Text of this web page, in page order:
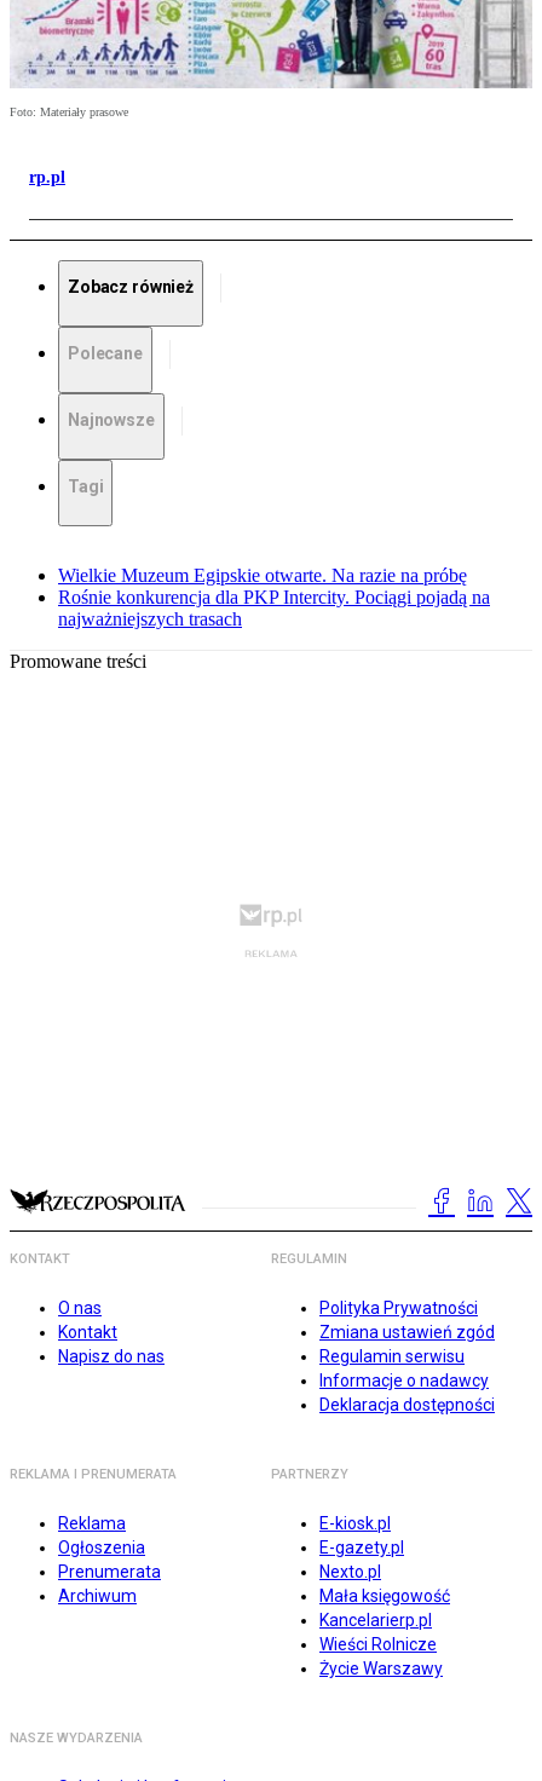
Foto: Materiały prasowe
rp.pl
Zobacz również
Polecane
Najnowsze
Tagi
Wielkie Muzeum Egipskie otwarte. Na razie na próbę
Rośnie konkurencja dla PKP Intercity. Pociągi pojadą na
najważniejszych trasach
Promowane treści
KONTAKT
O nas
Kontakt
Napisz do nas
REGULAMIN
Polityka Prywatności
Zmiana ustawień zgód
Regulamin serwisu
Informacje o nadawcy
Deklaracja dostępności
REKLAMA I PRENUMERATA
Reklama
Ogłoszenia
Prenumerata
Archiwum
PARTNERZY
E-kiosk.pl
E-gazety.pl
Nexto.pl
Mała księgowość
Kancelarierp.pl
Wieści Rolnicze
Życie Warszawy
NASZE WYDARZENIA